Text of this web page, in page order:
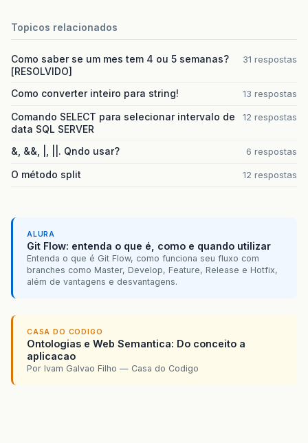
Topicos relacionados
Como saber se um mes tem 4 ou 5 semanas?
[RESOLVIDO]
31 respostas
Como converter inteiro para string! 13 respostas
Comando SELECT para selecionar intervalo de
data SQL SERVER
12 respostas
&, &&, |, ||. Qndo usar? 6 respostas
O método split 12 respostas
ALURA
Git Flow: entenda o que é, como e quando utilizar
Entenda o que é Git Flow, como funciona seu fluxo com
branches como Master, Develop, Feature, Release e Hotfix,
além de vantagens e desvantagens.
CASA DO CODIGO
Ontologias e Web Semantica: Do conceito a
aplicacao
Por Ivam Galvao Filho — Casa do Codigo